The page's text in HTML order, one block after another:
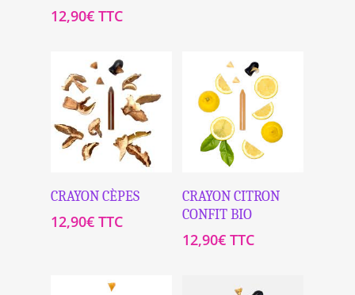
12,90€ TTC
Ajouter Au
CRAYON CÈPES
12,90€ TTC
Ajouter Au
Panier
CRAYON CITRON
CONFIT BIO
12,90€ TTC